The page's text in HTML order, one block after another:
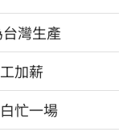
灣生產
加薪
忙一場